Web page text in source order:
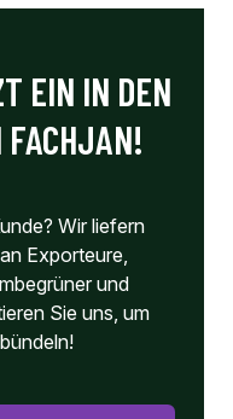
EIN IN DEN
FACHJAN!
Wir liefern
Exporteure,
und
Sie uns, um